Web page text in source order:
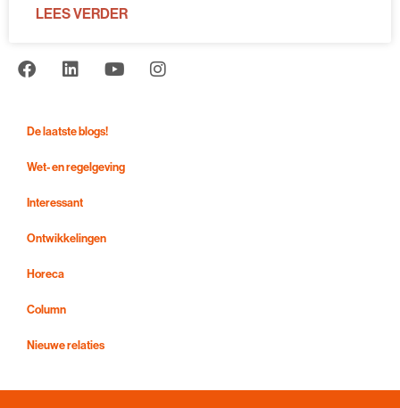
LEES VERDER
De laatste blogs!
Wet- en regelgeving
Interessant
Ontwikkelingen
Horeca
Column
Nieuwe relaties